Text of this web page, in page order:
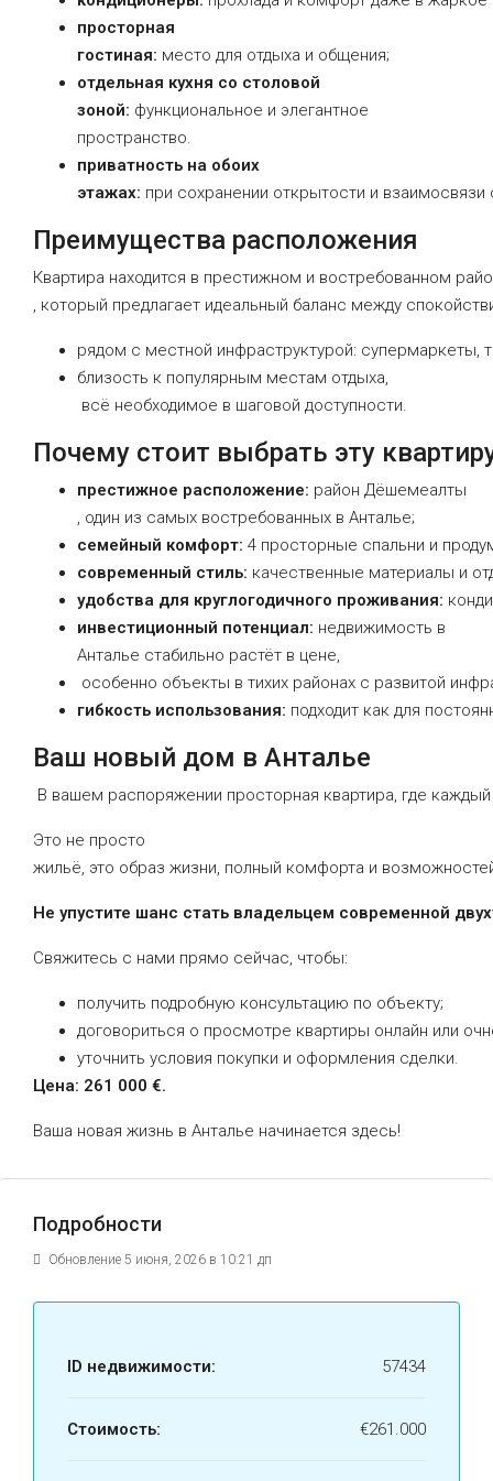
просторная
гостиная: место для отдыха и общения;
отдельная кухня со столовой
зоной: функциональное и элегантное
пространство.
приватность на обоих
этажах: при сохранении открытости и взаимосвязи
Преимущества расположения
Квартира находится в престижном и востребованном
, который предлагает идеальный баланс между
рядом с местной инфраструктурой: супермаркеты,
близость к популярным местам отдыха,
всё необходимое в шаговой доступности.
Почему стоит выбрать эту
престижное расположение: район Дёшемеалты
, один из самых востребованных в Анталье;
семейный комфорт: 4 просторные спальни и
современный стиль: качественные материалы и
удобства для круглогодичного проживания:
инвестиционный потенциал: недвижимость в
Анталье стабильно растёт в цене,
особенно объекты в тихих районах с развитой
гибкость использования: подходит как для
Ваш новый дом в Анталье
В вашем распоряжении просторная квартира, где каждый
Это не просто
жильё, это образ жизни, полный комфорта и
Не упустите шанс стать владельцем современной
Свяжитесь с нами прямо сейчас, чтобы:
получить подробную консультацию по объекту;
договориться о просмотре квартиры онлайн или
уточнить условия покупки и оформления сделки.
Цена: 261 000 €.
Ваша новая жизнь в Анталье начинается здесь!
Подробности
Обновление 5 июня, 2026 в 10:21 дп
ID недвижимости: 57434
Стоимость: €261.000